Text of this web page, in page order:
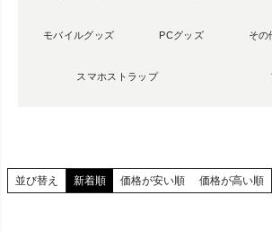
モバイルグッズ PCグッズ その
スマホストラップ
並び替え 新着順 価格が安い順 価格が高い順